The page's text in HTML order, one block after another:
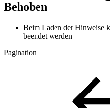
Behoben
Beim Laden der Hinweise
beendet werden
Pagination